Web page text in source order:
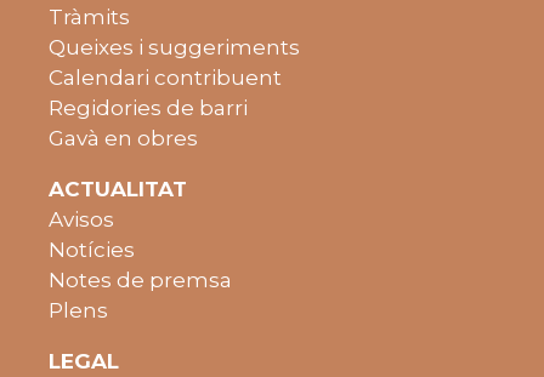
Tràmits
Queixes i suggeriments
Calendari contribuent
Regidories de barri
Gavà en obres
ACTUALITAT
Avisos
Notícies
Notes de premsa
Plens
LEGAL